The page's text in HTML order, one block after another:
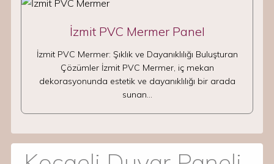
İzmit PVC Mermer Panel
İzmit PVC Mermer: Şıklık ve Dayanıklılığı Buluşturan
Çözümler İzmit PVC Mermer, iç mekan
dekorasyonunda estetik ve dayanıklılığı bir arada
sunan…